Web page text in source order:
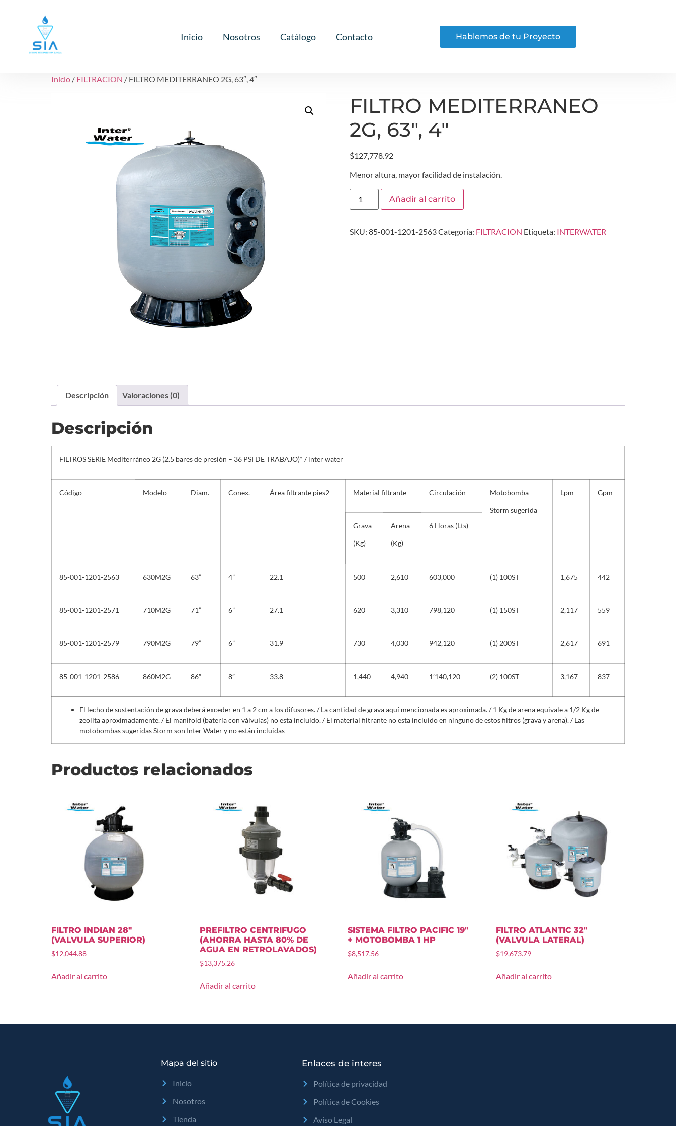
Inicio Nosotros Catálogo Contacto Hablemos de tu Proyecto
Inicio / FILTRACION / FILTRO MEDITERRANEO 2G, 63″, 4″
FILTRO MEDITERRANEO
2G, 63″, 4″
$127,778.92
Menor altura, mayor facilidad de instalación.
Añadir al carrito
SKU: 85-001-1201-2563Categoría: FILTRACION Etiqueta: INTERWATER
Descripción Valoraciones (0)
Descripción
FILTROS SERIE Mediterráneo 2G (2.5 bares de presión – 36 PSI DE TRABAJO)* / inter water
Código Modelo Diam. Conex. Área filtrante pies2 Material filtrante Circulación Motobomba
Storm sugerida
Lpm Gpm
Grava
(Kg)
Arena
(Kg)
6 Horas (Lts)
85-001-1201-2563 630M2G 63” 4” 22.1 500 2,610 603,000 (1) 100ST 1,675 442
85-001-1201-2571 710M2G 71” 6” 27.1 620 3,310 798,120 (1) 150ST 2,117 559
85-001-1201-2579 790M2G 79” 6” 31.9 730 4,030 942,120 (1) 200ST 2,617 691
85-001-1201-2586 860M2G 86” 8” 33.8 1,440 4,940 1’140,120 (2) 100ST 3,167 837
El lecho de sustentación de grava deberá exceder en 1 a 2 cm a los difusores. / La cantidad de grava aquí mencionada es aproximada. / 1 Kg de arena equivale a 1/2 Kg de
zeolita aproximadamente. / El manifold (batería con válvulas) no esta incluido. / El material filtrante no esta incluido en ninguno de estos filtros (grava y arena). / Las
motobombas sugeridas Storm son Inter Water y no están incluidas
Productos relacionados
FILTRO INDIAN 28″
(VALVULA SUPERIOR)
$12,044.88
Añadir al carrito
PREFILTRO CENTRIFUGO
(AHORRA HASTA 80% DE
AGUA EN RETROLAVADOS)
$13,375.26
Añadir al carrito
SISTEMA FILTRO PACIFIC 19″
+ MOTOBOMBA 1 HP
$8,517.56
Añadir al carrito
FILTRO ATLANTIC 32″
(VALVULA LATERAL)
$19,673.79
Añadir al carrito
Mapa del sitio
Inicio
Nosotros
Tienda
Enlaces de interes
Política de privacidad
Política de Cookies
Aviso Legal